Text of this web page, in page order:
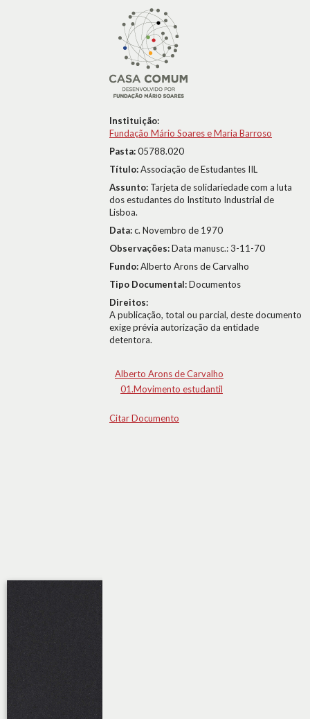
Instituição:
Fundação Mário Soares e Maria Barroso
Pasta:05788.020
Título:Associação de Estudantes IIL
Assunto: Tarjeta de solidariedade com a luta
dos estudantes do Instituto Industrial de
Lisboa.
Data:c. Novembro de 1970
Observações:Data manusc.: 3-11-70
Fundo:Alberto Arons de Carvalho
Tipo Documental:Documentos
Direitos:
A publicação, total ou parcial, deste documento
exige prévia autorização da entidade
detentora.
Alberto Arons de Carvalho
01.Movimento estudantil
Citar Documento